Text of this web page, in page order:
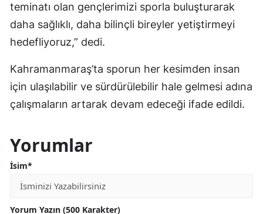
teminatı olan gençlerimizi sporla buluşturarak
daha sağlıklı, daha bilinçli bireyler yetiştirmeyi
hedefliyoruz,” dedi.
Kahramanmaraş’ta sporun her kesimden insan
için ulaşılabilir ve sürdürülebilir hale gelmesi adına
çalışmaların artarak devam edeceği ifade edildi.
Yorumlar
İsim*
Yorum Yazın (500 Karakter)